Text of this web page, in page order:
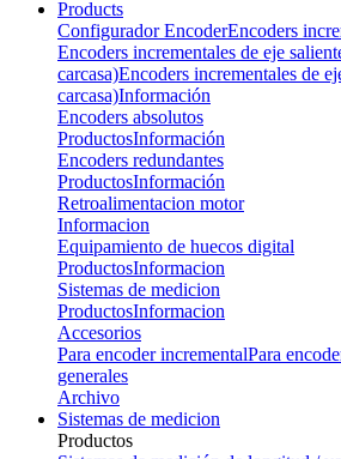
Products
Configurador EncoderEncoders
Encoders incrementales de eje
carcasa)Encoders incrementales de
carcasa)Información
Encoders absolutos
ProductosInformación
Encoders redundantes
ProductosInformación
Retroalimentacion motor
Informacion
Equipamiento de huecos digital
ProductosInformacion
Sistemas de medicion
ProductosInformacion
Accesorios
Para encoder incrementalPara
generales
Archivo
Sistemas de medicion
Productos